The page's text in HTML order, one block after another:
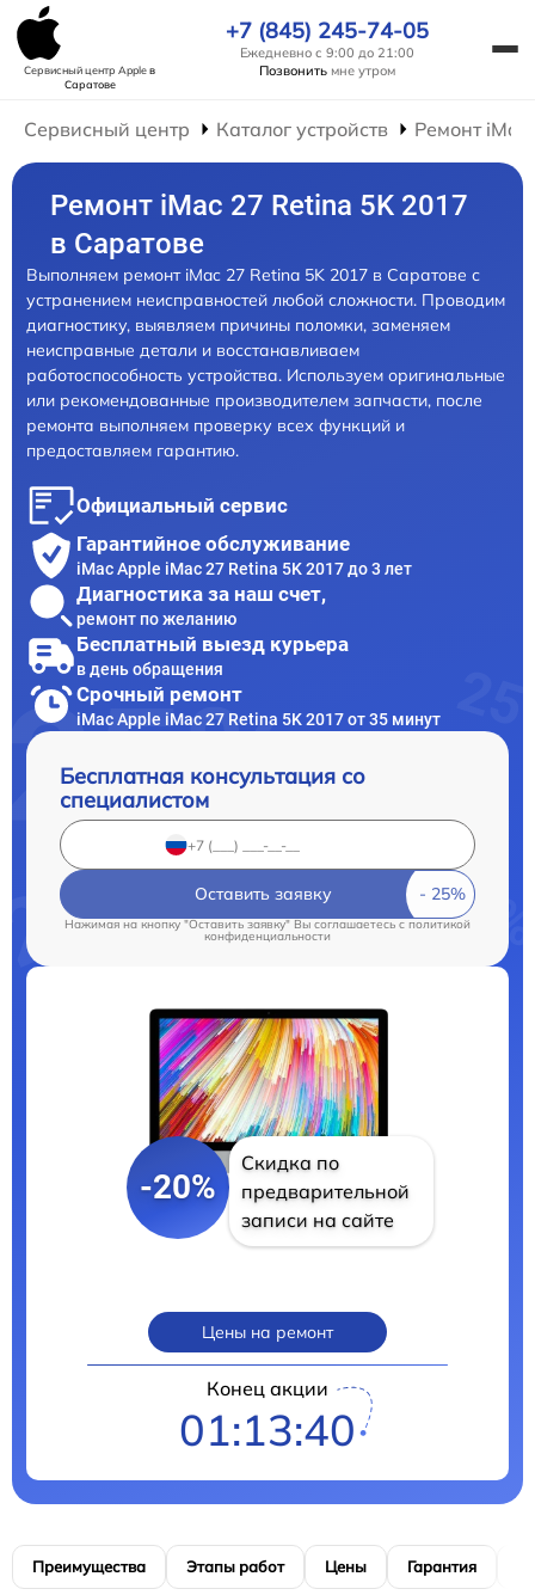
Сервисный центр Appleв
Саратове
+7 (845) 245-74-05
Ежедневно с 9:00 до 21:00
Позвонить мне утром
Сервисный центр Каталог устройств Ремонт iMac
Ремонт iMac 27 Retina 5K 2017
в Саратове
Выполняем ремонт iMac 27 Retina 5K 2017 в Саратове с
устранением неисправностей любой сложности. Проводим
диагностику, выявляем причины поломки, заменяем
неисправные детали и восстанавливаем
работоспособность устройства. Используем оригинальные
или рекомендованные производителем запчасти, после
ремонта выполняем проверку всех функций и
предоставляем гарантию.
Официальный сервис
Гарантийное обслуживание
iMac Apple iMac 27 Retina 5K 2017 до 3 лет
Диагностика за наш счет,
ремонт по желанию
Бесплатный выезд курьера
в день обращения
Срочный ремонт
iMac Apple iMac 27 Retina 5K 2017 от 35 минут
Бесплатная консультация со
специалистом
Оставить заявку
Нажимая на кнопку "Оставить заявку" Вы соглашаетесь cполитикой
конфиденциальности
-20%
Скидка по
предварительной
записи на сайте
Цены на ремонт
Конец акции
01:13:39
Преимущества Этапы работ Цены Гарантия